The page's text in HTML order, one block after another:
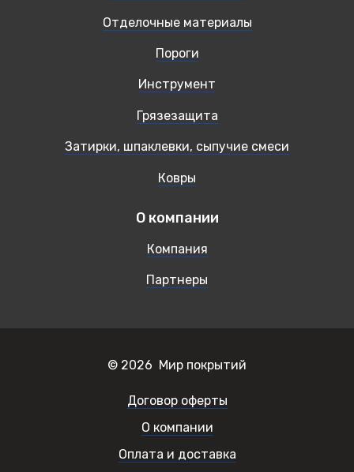
Отделочные материалы
Пороги
Инструмент
Грязезащита
Затирки, шпаклевки, сыпучие смеси
Ковры
О компании
Компания
Партнеры
© 2026 Мир покрытий
Договор оферты
О компании
Оплата и доставка